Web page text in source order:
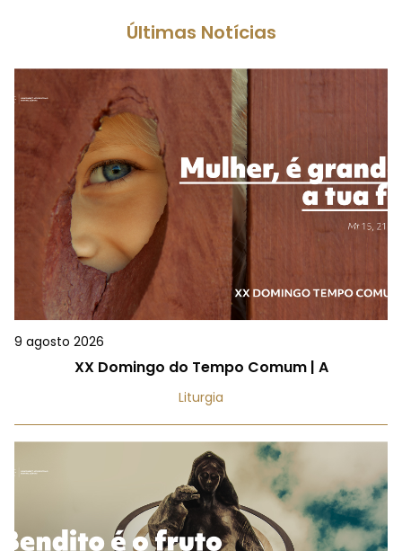
Últimas Notícias
9 agosto 2026
XX Domingo do Tempo Comum | A
Liturgia